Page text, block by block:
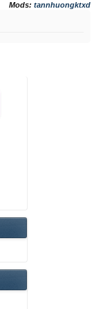
Mods: tannhuongktxd